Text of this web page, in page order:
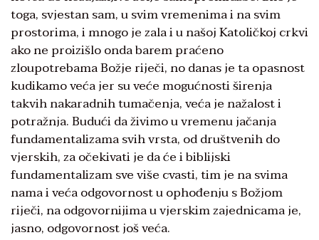
toga, svjestan sam, u svim vremenima i na svim
prostorima, i mnogo je zala i u našoj Katoličkoj crkvi
ako ne proizišlo onda barem praćeno
zloupotrebama Božje riječi, no danas je ta opasnost
kudikamo veća jer su veće mogućnosti širenja
takvih nakaradnih tumačenja, veća je nažalost i
potražnja. Budući da živimo u vremenu jačanja
fundamentalizama svih vrsta, od društvenih do
vjerskih, za očekivati je da će i biblijski
fundamentalizam sve više cvasti, tim je na svima
nama i veća odgovornost u ophođenju s Božjom
riječi, na odgovornijima u vjerskim zajednicama je,
jasno, odgovornost još veća.